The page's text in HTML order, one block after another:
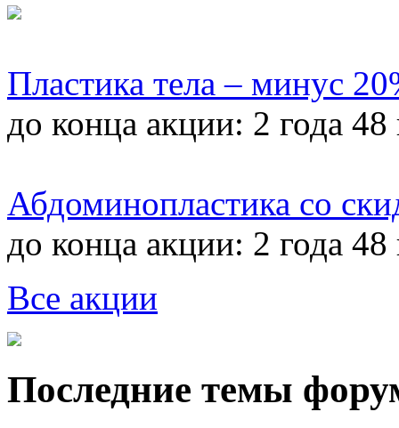
Пластика тела – минус
до конца акции: 2 года 48
Абдоминопластика со
до конца акции: 2 года 48
Все акции
Последние темы